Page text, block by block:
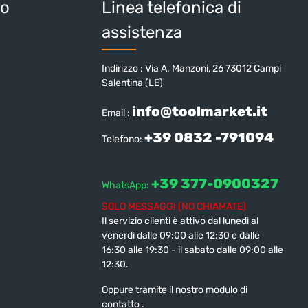
Linea telefonica di
assistenza
Indirizzo : Via A. Manzoni, 26 73012 Campi
Salentina (LE)
Email : info@toolmarket.it
Telefono: +39 0832 -791094
WhatsApp: +39 377-0900327
SOLO MESSAGGI (NO CHIAMATE)
Il servizio clienti è attivo dal lunedì al
venerdì dalle 09:00 alle 12:30 e dalle
16:30 alle 19:30 - il sabato dalle 09:00 alle
12:30.
Oppure tramite il nostro modulo di
contatto .